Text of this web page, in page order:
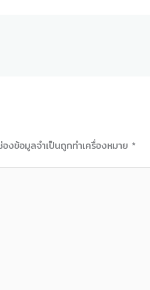
องข้อมูลจำเป็นถูกทำเครื่องหมาย *